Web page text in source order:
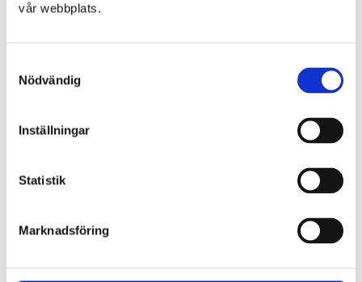
vår webbplats.
Nödvändig
Inställningar
Statistik
Marknadsföring
Trackdays
Om Actionpics